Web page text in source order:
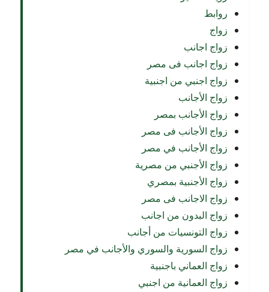
روابط
زواج
زواج اجانب
زواج اجانب فى مصر
زواج اجنبي من اجنبية
زواج الأجانب
زواج الأجانب بمصر
زواج الأجانب فى مصر
زواج الأجانب في مصر
زواج الأجنبي من مصرية
زواج الأجنبية بمصري
زواج الاجانب فى مصر
زواج البدون من اجانب
زواج التونسيات من أجانب
زواج السورية والسوري والأجانب في مصر
زواج العماني باجنبية
زواج العمانية من اجنبي